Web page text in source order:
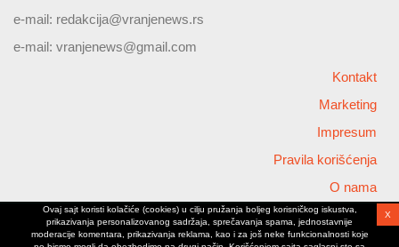
e-mail: redakcija@vranjenews.rs
e-mail: vranjenews@gmail.com
Kontakt
Marketing
Impresum
Pravila korišćenja
O nama
Copyright © 2026 Vranjenews
All rights reserved
Ovaj sajt koristi kolačiće (cookies) u cilju pružanja boljeg korisničkog iskustva,
prikazivanja personalizovanog sadržaja, sprečavanja spama, jednostavnije
moderacije komentara, prikazivanja reklama, kao i za još neke funkcionalnosti koje
X